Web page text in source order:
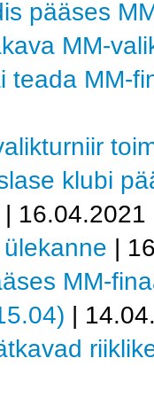
pääses
MM-
teada MM-
klubi
| 16.04.2021
|
MM-
|